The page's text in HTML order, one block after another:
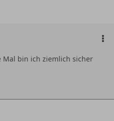
Mal bin ich ziemlich sicher